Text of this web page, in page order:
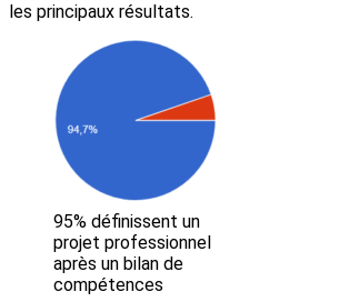
les principaux résultats.
95% définissent un
projet professionnel
après un bilan de
compétences